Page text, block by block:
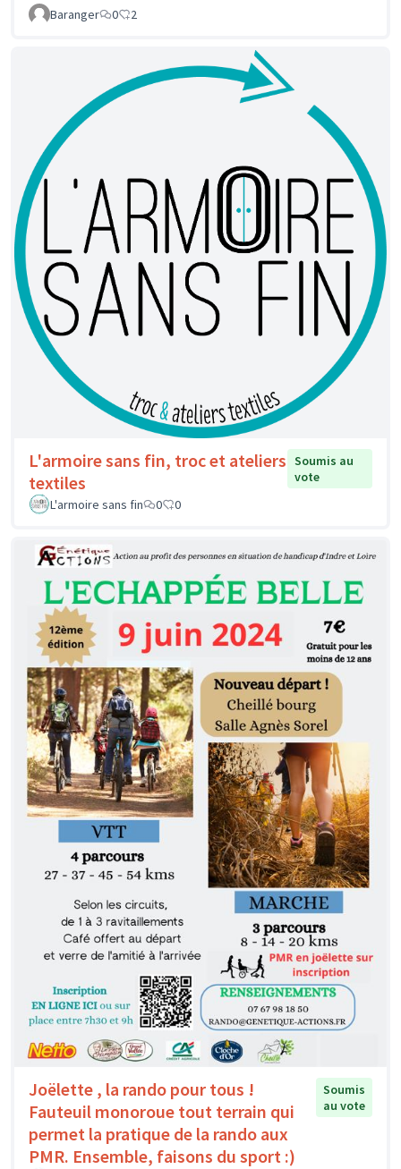
Baranger
0 2
L'armoire sans fin, troc et ateliers
textiles
Soumis au
vote
L'armoire sans fin
0 0
Joëlette , la rando pour tous !
Fauteuil monoroue tout terrain qui
permet la pratique de la rando aux
PMR. Ensemble, faisons du sport :)
Soumis
au vote